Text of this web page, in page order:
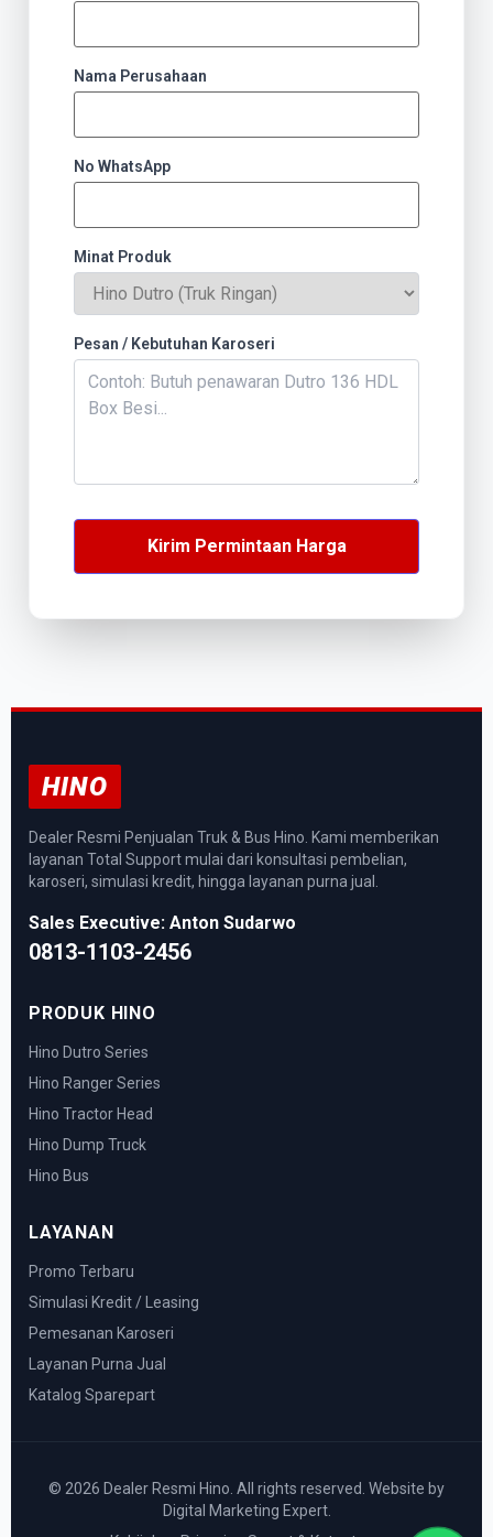
Nama Perusahaan
No WhatsApp
Minat Produk
Pesan / Kebutuhan Karoseri
Kirim Permintaan Harga
HINO
Dealer Resmi Penjualan Truk & Bus Hino. Kami memberikan
layanan Total Support mulai dari konsultasi pembelian,
karoseri, simulasi kredit, hingga layanan purna jual.
Sales Executive: Anton Sudarwo
0813-1103-2456
PRODUK HINO
Hino Dutro Series
Hino Ranger Series
Hino Tractor Head
Hino Dump Truck
Hino Bus
LAYANAN
Promo Terbaru
Simulasi Kredit / Leasing
Pemesanan Karoseri
Layanan Purna Jual
Katalog Sparepart
© 2026 Dealer Resmi Hino. All rights reserved. Website by
Digital Marketing Expert.